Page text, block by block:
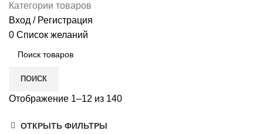
Категории товаров
Вход / Регистрация
0 Список желаний
ПОИСК
Отображение 1–12 из 140
ОТКРЫТЬ ФИЛЬТРЫ